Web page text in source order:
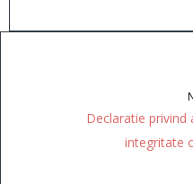
Declaratie privind
integritate